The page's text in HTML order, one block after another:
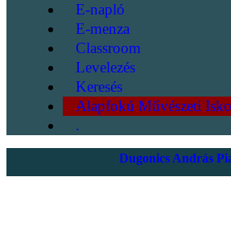
E-napló
E-menza
Classroom
Levelezés
Keresés
Alapfokú Művészeti
.
Dugonics András